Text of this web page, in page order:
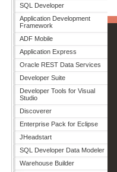
SQL Developer
Application Development
Framework
ADF Mobile
Application Express
Oracle REST Data Services
Developer Suite
Developer Tools for Visual
Studio
Discoverer
Enterprise Pack for Eclipse
JHeadstart
SQL Developer Data Modeler
Warehouse Builder